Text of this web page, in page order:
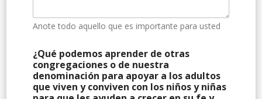
Anote todo aquello que es importante para usted
¿Qué podemos aprender de otras
congregaciones o de nuestra
denominación para apoyar a los adultos
que viven y conviven con los niños y niñas